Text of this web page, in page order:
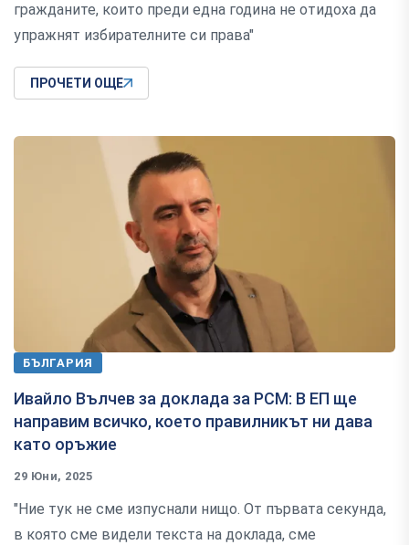
гражданите, които преди една година не отидоха да
упражнят избирателните си права"
ПРОЧЕТИ ОЩЕ
БЪЛГАРИЯ
Ивайло Вълчев за доклада за РСМ: В ЕП ще
направим всичко, което правилникът ни дава
като оръжие
29 Юни, 2025
"Ние тук не сме изпуснали нищо. От първата секунда,
в която сме видели текста на доклада, сме